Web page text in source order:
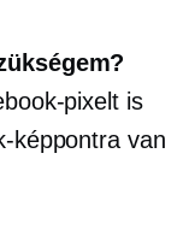
pixelt is
képpontra van